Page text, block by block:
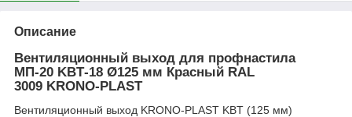
Описание
Вентиляционный выход для профнастила
МП-20 KBТ-18 Ø125 мм Красный RAL
3009 KRONO-PLAST
Вентиляционный выход KRONO-PLAST KBT (125 мм)